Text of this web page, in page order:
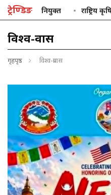
ट्रेण्डिङ
राष्ट्रिय कृषि नीति, २०८३ जारी
विश्व-प्रवास
गृहपृष्ठ विश्व-प्रवास